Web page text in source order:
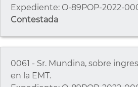
Expediente: O-89POP-2022-
Contestada
0061 - Sr. Mundina, sobre
en la EMT.